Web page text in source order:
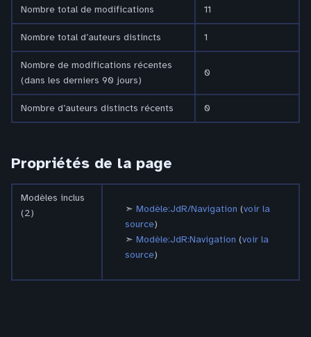
Nombre total de modifications 11
Nombre total d’auteurs distincts 1
Nombre de modifications récentes
(dans les derniers 90 jours)
0
Nombre d’auteurs distincts récents 0
Propriétés de la page
Modèles inclus
(2)
Modèle:JdR/Navigation (voir la
source)
Modèle:JdR:Navigation (voir la
source)